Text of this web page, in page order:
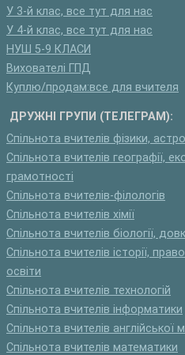
У 3-й клас, все тут для нас
У 4-й клас, все тут для нас
НУШ 5-9 КЛАСИ
Вихователі ГПД
Куплю/продам:все для вчителя
ДРУЖНІ ГРУПИ (ТЕЛЕГРАМ):
Спільнота вчителів фізики,
Спільнота вчителів географії,
грамотності
Спільнота вчителів-філологів
Спільнота вчителів хімії
Спільнота вчителів біології,
Спільнота вчителів історії,
освіти
Спільнота вчителів технологій
Спільнота вчителів інформатики
Спільнота вчителів англійської
Спільнота вчителів математики